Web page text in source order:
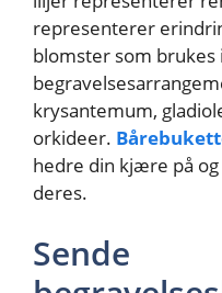
representerer
blomster som brukes i
krysantemum,
orkideer.
hedre din kjære på
deres.
Sende